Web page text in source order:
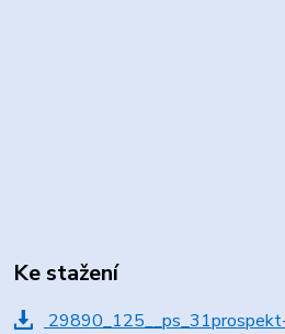
Ke stažení